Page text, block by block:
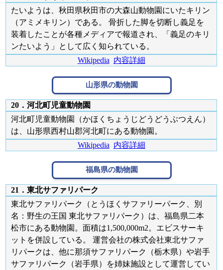
たいようは、秋田県秋田市の大森山動物園にいたキリン
（アミメキリン）である。 骨折した脚を切断し義足を
装着したことが各種メディアで報道され、「義足のキリ
ンたいよう」として広く知られている。
Wikipedia 内容詳細
山形県の動物園
20．河北町児童動物園
河北町児童動物園（かほくちょうじどうどうぶつえん）
は、山形県西村山郡河北町にある動物園。
Wikipedia 内容詳細
福島県の動物園
21．東北サファリパーク
東北サファリパーク（とうほくサファリーパーク、別
名：野生の王国 東北サファリパーク）は、福島県二本
松市にある動物園。面積は1,500,000m2。エビスサーキ
ットを併設している。 運営会社の株式会社東北サファ
リパークは、他に那須サファリパーク（栃木県）や岩手
サファリパーク（岩手県）を姉妹施設として運営してい